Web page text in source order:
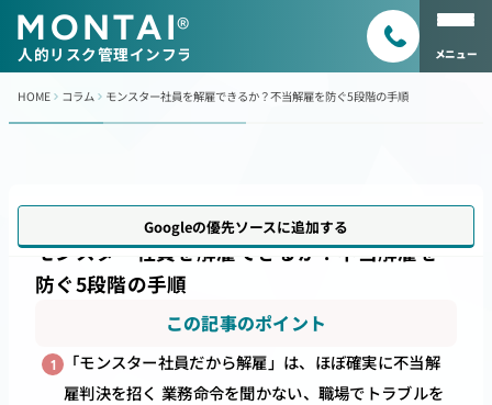
MONTAI®
人的リスク管理インフラ メニュー
HOME コラム モンスター社員を解雇できるか？不当解雇を防ぐ5段階の手順
Googleの優先ソースに追加する
2026年5月31日
モンスター社員を解雇できるか？不当解雇を
防ぐ5段階の手順
この記事のポイント
1
「モンスター社員だから解雇」は、ほぼ確実に不当解
雇判決を招く 業務命令を聞かない、職場でトラブルを